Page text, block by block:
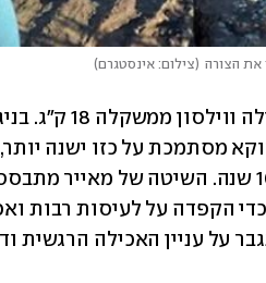
את הצורה (צילום: אינסטגרם )
מסתמכת על כזו ישנה
על עניין האכילה הרגשית